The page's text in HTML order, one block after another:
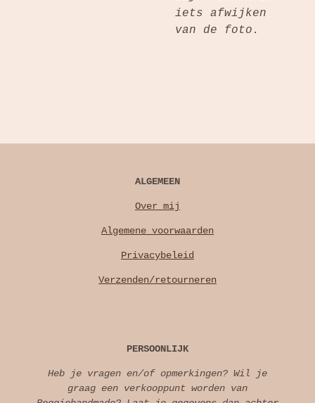
iets afwijken
van de foto.
ALGEMEEN
Over mij
Algemene voorwaarden
Privacybeleid
Verzenden/retourneren
PERSOONLIJK
Heb je vragen en/of opmerkingen? Wil je
graag een verkooppunt worden van